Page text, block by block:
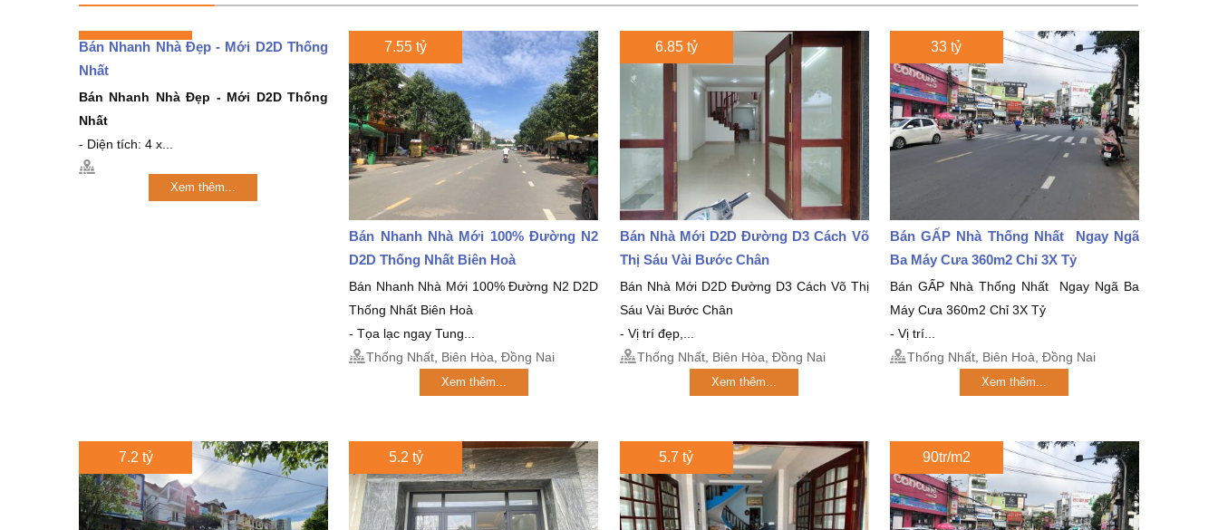
Bán Nhanh Nhà Đẹp - Mới D2D Thống
Nhất
Bán Nhanh Nhà Đẹp - Mới D2D Thống
Nhất
- Diện tích: 4 x...
Xem thêm...
7.55 tỷ
Bán Nhanh Nhà Mới 100% Đường N2
D2D Thống Nhất Biên Hoà
Bán Nhanh Nhà Mới 100% Đường N2 D2D
Thống Nhất Biên Hoà
- Tọa lạc ngay Tung...
Thống Nhất, Biên Hòa, Đồng Nai
Xem thêm...
6.85 tỷ
Bán Nhà Mới D2D Đường D3 Cách Võ
Thị Sáu Vài Bước Chân
Bán Nhà Mới D2D Đường D3 Cách Võ Thị
Sáu Vài Bước Chân
- Vị trí đẹp,...
Thống Nhất, Biên Hòa, Đồng Nai
Xem thêm...
33 tỷ
Bán GẤP Nhà Thống Nhất Ngay Ngã
Ba Máy Cưa 360m2 Chỉ 3X Tỷ
Bán GẤP Nhà Thống Nhất Ngay Ngã Ba
Máy Cưa 360m2 Chỉ 3X Tỷ
- Vị trí...
Thống Nhất, Biên Hoà, Đồng Nai
Xem thêm...
7.2 tỷ 5.2 tỷ 5.7 tỷ 90tr/m2